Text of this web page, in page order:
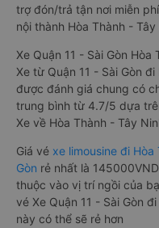
trợ đón/trả tận nơi miễn
nội thành Hòa Thành -
Xe Quận 11 - Sài Gòn
Xe từ Quận 11 - Sài Gòn
được đánh giá chung có
trung bình từ 4.7/5 dựa
Xe về Hòa Thành - Tây
Giá vé xe limousine đi
Gòn rẻ nhất là
thuộc vào vị trí ngồi của
vé Xe Quận 11 - Sài Gòn
này có thể sẽ rẻ hơn